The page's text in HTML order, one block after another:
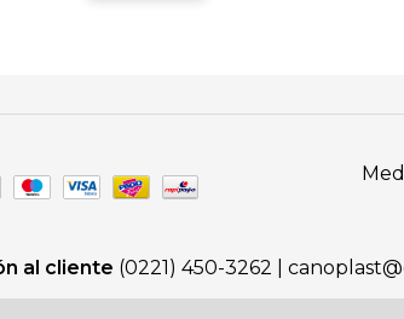
al cliente (0221) 450-3262 |